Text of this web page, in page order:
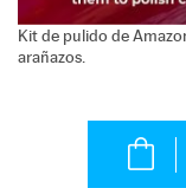
Kit de pulido de
arañazos.